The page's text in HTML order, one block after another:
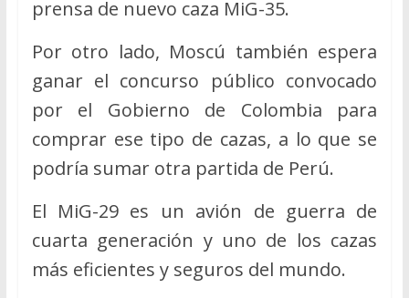
prensa de nuevo caza MiG-35.
Por otro lado, Moscú también espera
ganar el concurso público convocado
por el Gobierno de Colombia para
comprar ese tipo de cazas, a lo que se
podría sumar otra partida de Perú.
El MiG-29 es un avión de guerra de
cuarta generación y uno de los cazas
más eficientes y seguros del mundo.